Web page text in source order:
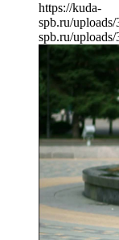
https://kuda-
spb.ru/
spb.ru/